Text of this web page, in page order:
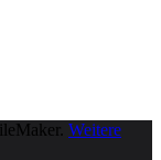
Weitere